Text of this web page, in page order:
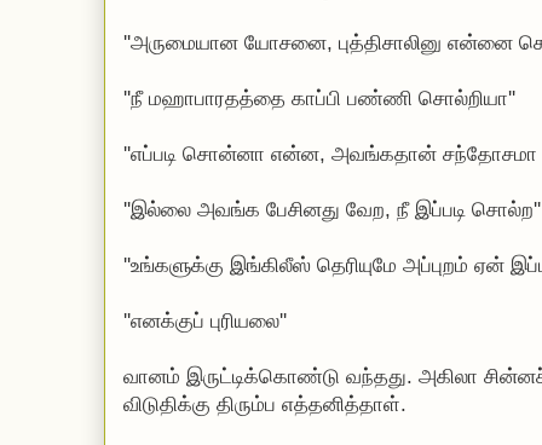
''அருமையான யோசனை, புத்திசாலினு என்னை
''நீ மஹாபாரதத்தை காப்பி பண்ணி சொல்றியா''
''எப்படி சொன்னா என்ன, அவங்கதான் சந்தோசமா
''இல்லை அவங்க பேசினது வேற, நீ இப்படி சொல்ற''
''உங்களுக்கு இங்கிலீஸ் தெரியுமே அப்புறம் ஏன்
''எனக்குப் புரியலை''
வானம் இருட்டிக்கொண்டு வந்தது. அகிலா
விடுதிக்கு திரும்ப எத்தனித்தாள்.